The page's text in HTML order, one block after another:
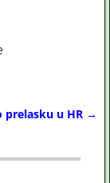
prelasku u HR →